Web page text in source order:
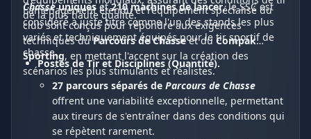
de la plus haute qualité.
Chasseuniqueset210 machines de lancer, le SSC est
considéré à juste titre comme l'un des stands les plus
variés et techniquement équipés pour le tir sportif de
chasse.
L'aménagement étendu et l'équipement spécialisé du
club sont conçus pour répondre aux exigences
techniques duParcours de Chasseet du Compak
Sporting, en mettant l'accent sur la création des
scénarios les plus stimulants et réalistes.
Postes de Tir et Disciplines (Quantité).
27 parcours séparés de Parcours de Chasse
offrent une variabilité exceptionnelle, permettant
aux tireurs de s'entraîner dans des conditions qui
se répètent rarement.